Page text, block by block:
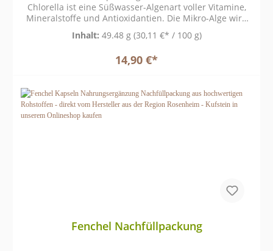
täglich mit reichlich Flüssigkeit einnehmen. ●
Einzeldosis: 3 Kapseln Abpackmenge & Inhalt ● 72 g
Nettofüllmenge ● 120 Kapseln á 500 mg Inhalt Zu
beachten Die empfohlene tägliche Verzehrmenge darf
Nahrungsergänzungsmittel ist kein Ersatz für eine
Kindern, kühl, trocken und lichtgeschützt aufbewahren.
Für Kinder und schwangere oder stillende Frauen nicht
Chlorella ist eine Süßwasser-Algenart voller Vitamine,
Mineralstoffe und Antioxidantien. Die Mikro-Alge wird
angesehen.
Inhalt: 49.48 g (30,11 €* / 100 g)
14,90 €*
Fenchel Nachfüllpackung